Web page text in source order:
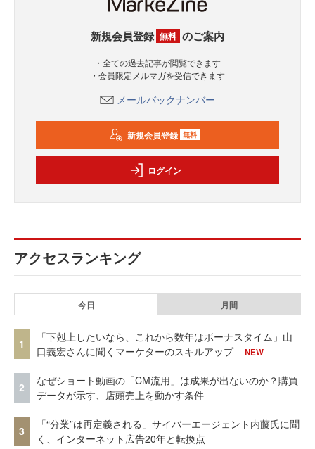
新規会員登録 無料 のご案内
・全ての過去記事が閲覧できます
・会員限定メルマガを受信できます
メールバックナンバー
新規会員登録 無料
ログイン
アクセスランキング
今日 月間
1
「下剋上したいなら、これから数年はボーナスタイム」山
口義宏さんに聞くマーケターのスキルアップ
NEW
2
なぜショート動画の「CM流用」は成果が出ないのか？購買
データが示す、店頭売上を動かす条件
3
「“分業”は再定義される」サイバーエージェント内藤氏に聞
く、インターネット広告20年と転換点